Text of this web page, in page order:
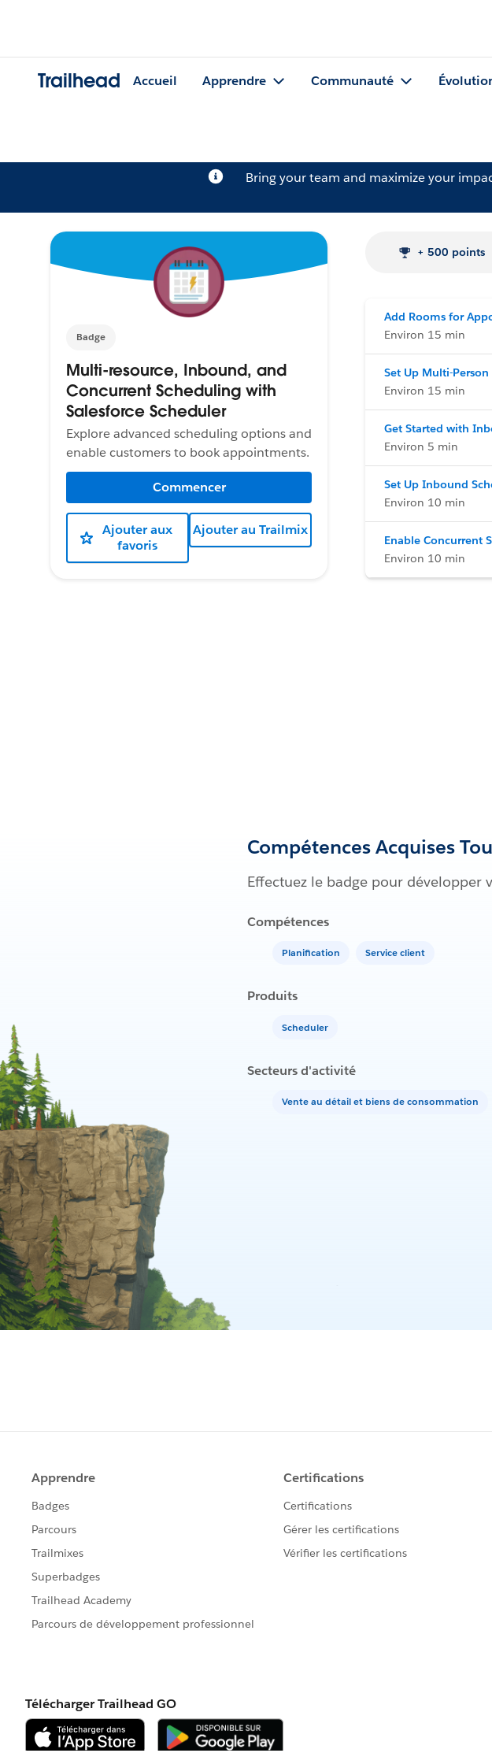
Trailhead Accueil Apprendre Communauté
Bring your team and maximize your
Badge
Multi-resource, Inbound, and
Concurrent Scheduling with
Salesforce Scheduler
Explore advanced scheduling options and
enable customers to book appointments.
Commencer
Ajouter aux
favoris
Ajouter au Trailmix
+ 500 points
Add Rooms for
Environ 15 min
Set Up Multi-
Environ 15 min
Get Started with
Environ 5 min
Set Up Inbound
Environ 10 min
Enable Concurrent
Environ 10 min
Compétences Acquises
Effectuez le badge pour développer
Compétences
Planification Service client
Produits
Scheduler
Secteurs d'activité
Vente au détail et biens de consommation